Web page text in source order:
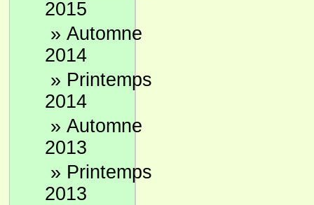
2015
» Automne
2014
» Printemps
2014
» Automne
2013
» Printemps
2013